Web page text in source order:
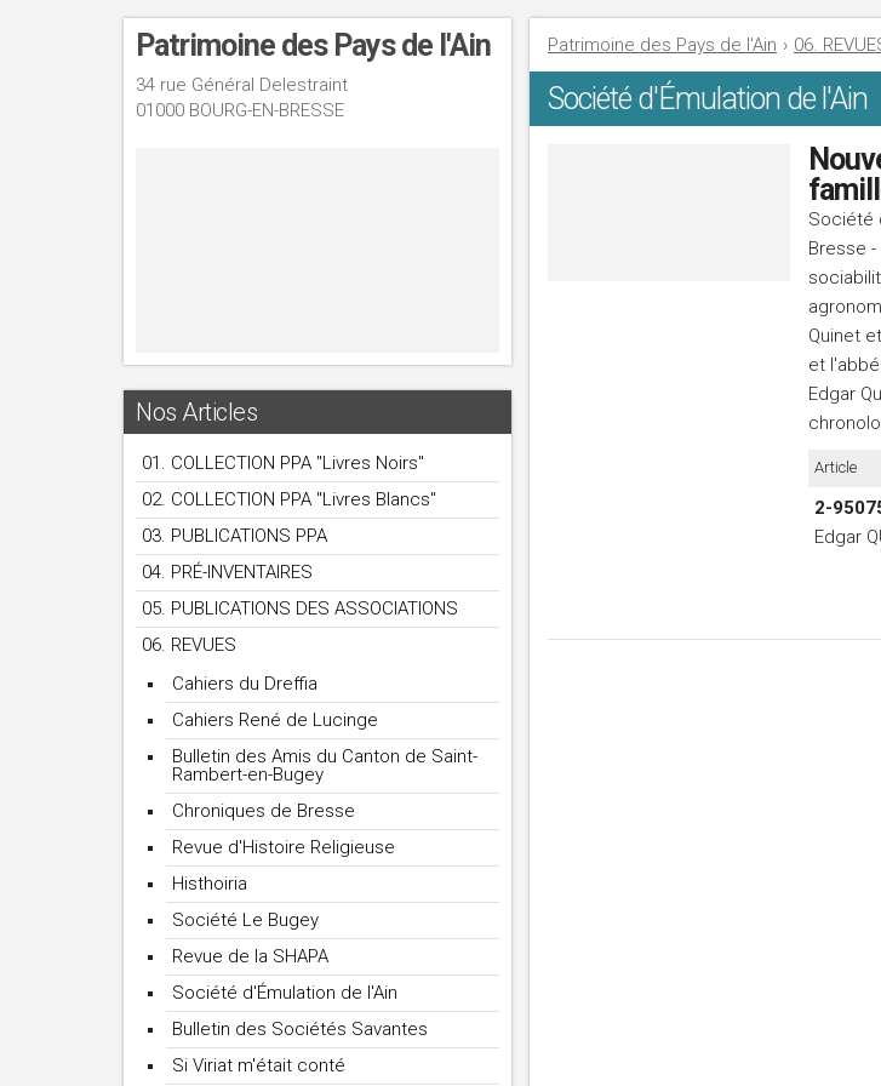
Patrimoine des Pays de l'Ain
34 rue Général Delestraint
01000 BOURG-EN-BRESSE
Nos Articles
01. COLLECTION PPA "Livres Noirs"
02. COLLECTION PPA "Livres Blancs"
03. PUBLICATIONS PPA
04. PRÉ-INVENTAIRES
05. PUBLICATIONS DES ASSOCIATIONS
06. REVUES
Cahiers du Dreffia
Cahiers René de Lucinge
Bulletin des Amis du Canton de Saint-
Rambert-en-Bugey
Chroniques de Bresse
Revue d'Histoire Religieuse
Histhoiria
Société Le Bugey
Revue de la SHAPA
Société d'Émulation de l'Ain
Bulletin des Sociétés Savantes
Si Viriat m'était conté
Patrimoine des Pays de l'Ain › 06.
Société d'Émulation de l'Ain
Société
Bresse
Quinet
et
Edgar
Article
2-
Edgar